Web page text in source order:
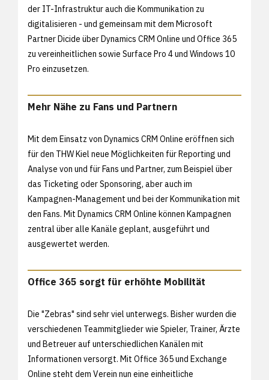
der IT-Infrastruktur auch die Kommunikation zu
digitalisieren - und gemeinsam mit dem Microsoft
Partner Dicide über Dynamics CRM Online und Office 365
zu vereinheitlichen sowie Surface Pro 4 und Windows 10
Pro einzusetzen.
Mehr Nähe zu Fans und Partnern
Mit dem Einsatz von Dynamics CRM Online eröffnen sich
für den THW Kiel neue Möglichkeiten für Reporting und
Analyse von und für Fans und Partner, zum Beispiel über
das Ticketing oder Sponsoring, aber auch im
Kampagnen-Management und bei der Kommunikation mit
den Fans. Mit Dynamics CRM Online können Kampagnen
zentral über alle Kanäle geplant, ausgeführt und
ausgewertet werden.
Office 365 sorgt für erhöhte Mobilität
Die "Zebras" sind sehr viel unterwegs. Bisher wurden die
verschiedenen Teammitglieder wie Spieler, Trainer, Ärzte
und Betreuer auf unterschiedlichen Kanälen mit
Informationen versorgt. Mit Office 365 und Exchange
Online steht dem Verein nun eine einheitliche